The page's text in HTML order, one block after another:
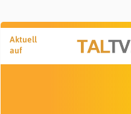
Aktuell
auf